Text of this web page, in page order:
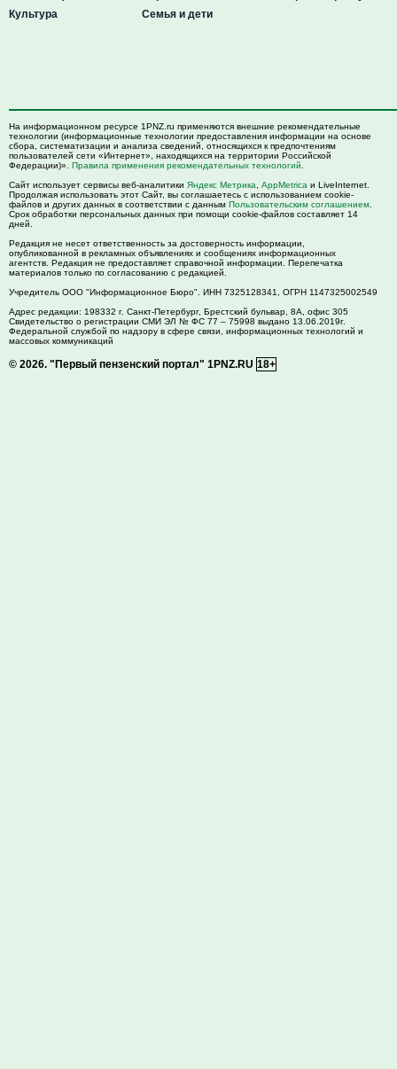
Культура
Семья и дети
На информационном ресурсе 1PNZ.ru применяются внешние рекомендательные
технологии (информационные технологии предоставления информации на основе
сбора, систематизации и анализа сведений, относящихся к предпочтениям
пользователей сети «Интернет», находящихся на территории Российской
Федерации)». Правила применения рекомендательных технологий
Сайт использует сервисы веб-аналитики Яндекс Метрика AppMetrica и LiveInternet.
Продолжая использовать этот Сайт, вы соглашаетесь с использованием cookie-
файлов и других данных в соответствии с данным Пользовательским соглашением
Срок обработки персональных данных при помощи cookie-файлов составляет 14
дней.
Редакция не несет ответственность за достоверность информации,
опубликованной в рекламных объявлениях и сообщениях информационных
агентств. Редакция не предоставляет справочной информации. Перепечатка
материалов только по согласованию с редакцией.
Учредитель ООО "Информационное Бюро". ИНН 7325128341, ОГРН 1147325002549
Адрес редакции: 198332 г. Санкт-Петербург, Брестский бульвар, 8А, офис 305
Свидетельство о регистрации СМИ ЭЛ № ФС 77 – 75998 выдано 13.06.2019г.
Федеральной службой по надзору в сфере связи, информационных технологий и
массовых коммуникаций
© 2026. "Первый пензенский портал" 1PNZ.RU 18+